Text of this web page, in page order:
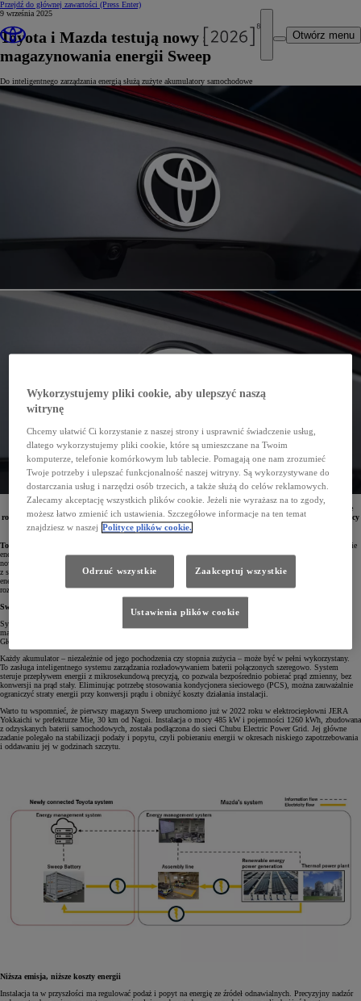
Przejdź do głównej zawartości (Press Enter)
Otwórz menu
9 września 2025
Toyota i Mazda testują nowy system
magazynowania energii Sweep
Do inteligentnego zarządzania energią służą zużyte akumulatory samochodowe
Toyota i Mazda rozpoczęły testy nowego systemu magazynowania energii Sweep. Jest to nowoczesne
rozwiązanie, które pozwala w pełni wykorzystywać pojemność zużytych baterii, niezależnie od ich mocy
czy stopnia wyeksploatowania. Ogranicza to straty energii i emisję CO
Toyota Motor Corporation (TMC) oraz Mazda Motor Corporation (Mazda)
opracowują nowe technologie
energetyczne, które w przyszłości mają wzmocnić konkurencyjność przemysłu. Rozpoczęto już testy
nowoczesnego ekosystemu baterii Sweep. Infrastruktura energetyczna Mazdy w Hiroszimie została połączona
z systemem Toyoty, który wykorzystuje zużyte akumulatory samochodowe do inteligentnego zarządzania
energią. Rozwiązanie to pozwala precyzyjnie monitorować stabilny i efektywny proces ładowania oraz
rozładowywania baterii.
Sweep – drugie życie dla samochodowych baterii
System magazynowania energii o nazwie Sweep stabilizuje zapotrzebowanie na energię, zapobiegając jej
marnowaniu. Opracowane przez Toyota Motor Corporation rozwiązanie pozwala korzystać z zużytych baterii.
Głównym źródłem ich pozyskania są samochody ze zelektryfikowanymi napędami.
Każdy akumulator – niezależnie od jego pochodzenia czy stopnia zużycia – może być w pełni wykorzystany.
To zasługa inteligentnego systemu zarządzania rozładowywaniem baterii połączonych szeregowo. System
steruje przepływem energii z mikrosekundową precyzją, co pozwala bezpośrednio pobierać prąd zmienny, bez
konwersji na prąd stały. Eliminując potrzebę stosowania kondycjonera sieciowego (PCS), można zauważalnie
ograniczyć straty energii przy konwersji prądu i obniżyć koszty działania instalacji.
Warto tu wspomnieć, że pierwszy magazyn Sweep uruchomiono już w 2022 roku w elektrociepłowni JERA
Yokkaichi w prefekturze Mie, 30 km od Nagoi. Instalacja o mocy 485 kW i pojemności 1260 kWh, zbudowana
z odzyskanych baterii samochodowych, została podłączona do sieci Chubu Electric Power Grid. Jej główne
zadanie polegało na stabilizacji podaży i popytu, czyli pobieraniu energii w okresach niskiego zapotrzebowania
i oddawaniu jej w godzinach szczytu.
Niższa emisja, niższe koszty energii
Instalacja ta w przyszłości ma regulować podaż i popyt na energię ze źródeł odnawialnych. Precyzyjny nadzór
Wykorzystujemy pliki cookie, aby ulepszyć naszą
witrynę
Chcemy ułatwić Ci korzystanie z naszej strony i usprawnić świadczenie usług,
dlatego wykorzystujemy pliki cookie, które są umieszczane na Twoim
komputerze, telefonie komórkowym lub tablecie. Pomagają one nam zrozumieć
Twoje potrzeby i ulepszać funkcjonalność naszej witryny. Są wykorzystywane do
dostarczania usług i narzędzi osób trzecich, a także służą do celów reklamowych.
Zalecamy akceptację wszystkich plików cookie. Jeżeli nie wyrażasz na to zgody,
możesz łatwo zmienić ich ustawienia. Szczegółowe informacje na ten temat
znajdziesz w naszej Polityce plików cookie.
Odrzuć wszystkie Zaakceptuj wszystkie
Ustawienia plików cookie